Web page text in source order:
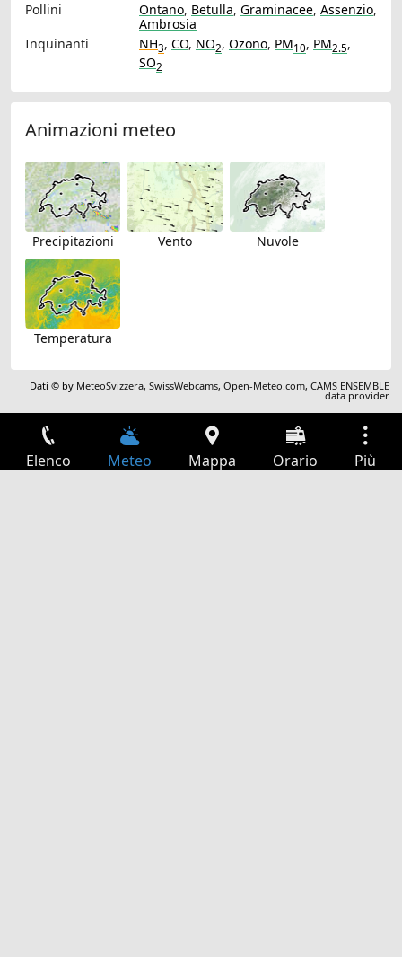
Pollini
Ontano, Betulla, Graminacee, Assenzio,
Ambrosia
Inquinanti
NH3, CO, NO2, Ozono, PM10, PM2.5,
SO2
Animazioni meteo
Precipitazioni Vento Nuvole
Temperatura
Dati © by MeteoSvizzera,SwissWebcams,Open-Meteo.com,CAMS ENSEMBLE
data provider
Elenco Meteo Mappa Orario Più